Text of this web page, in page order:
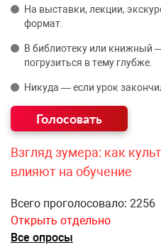
На выставки, лекции,
формат.
В библиотеку или книжный
погрузиться в тему глубже.
Никуда — если урок
Взгляд зумера: как
влияют на обучение
Всего проголосовало: 2256
Открыть отдельно
Все опросы